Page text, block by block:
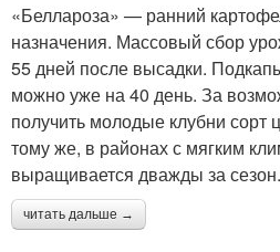
«Беллароза» — ранний
назначения. Массовый сбор
55 дней после высадки.
можно уже на 40 день. За
получить молодые клубни сорт
тому же, в районах с мягким
выращивается дважды за сезон.
читать дальше →